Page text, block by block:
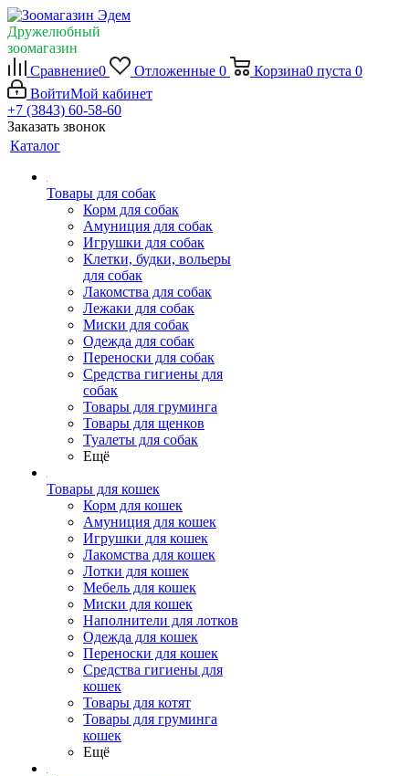
Дружелюбный
зоомагазин
Сравнение0 Отложенные 0 Корзина0 пуста 0
ВойтиМой кабинет
+7 (3843) 60-58-60
Заказать звонок
Каталог
Товары для собак
Корм для собак
Амуниция для собак
Игрушки для собак
Клетки, будки, вольеры
для собак
Лакомства для собак
Лежаки для собак
Миски для собак
Одежда для собак
Переноски для собак
Средства гигиены для
собак
Товары для груминга
Товары для щенков
Туалеты для собак
Ещё
Товары для кошек
Корм для кошек
Амуниция для кошек
Игрушки для кошек
Лакомства для кошек
Лотки для кошек
Мебель для кошек
Миски для кошек
Наполнители для лотков
Одежда для кошек
Переноски для кошек
Средства гигиены для
кошек
Товары для котят
Товары для груминга
кошек
Ещё